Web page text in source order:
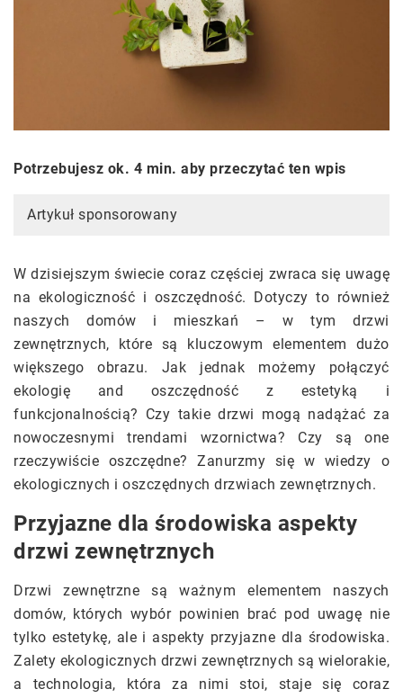
Potrzebujesz ok. 4 min. aby przeczytać ten wpis
Artykuł sponsorowany
W dzisiejszym świecie coraz częściej zwraca się uwagę
na ekologiczność i oszczędność. Dotyczy to również
naszych domów i mieszkań – w tym drzwi
zewnętrznych, które są kluczowym elementem dużo
większego obrazu. Jak jednak możemy połączyć
ekologię and oszczędność z estetyką i
funkcjonalnością? Czy takie drzwi mogą nadążać za
nowoczesnymi trendami wzornictwa? Czy są one
rzeczywiście oszczędne? Zanurzmy się w wiedzy o
ekologicznych i oszczędnych drzwiach zewnętrznych.
Przyjazne dla środowiska aspekty
drzwi zewnętrznych
Drzwi zewnętrzne są ważnym elementem naszych
domów, których wybór powinien brać pod uwagę nie
tylko estetykę, ale i aspekty przyjazne dla środowiska.
Zalety ekologicznych drzwi zewnętrznych są wielorakie,
a technologia, która za nimi stoi, staje się coraz